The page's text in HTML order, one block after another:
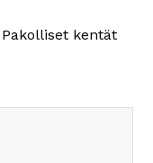
Pakolliset kentät